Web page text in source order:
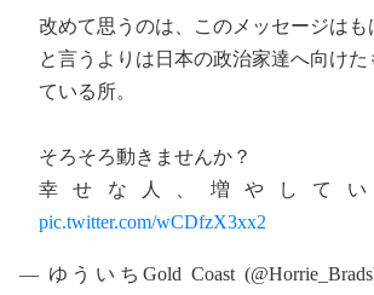
改めて思うのは、このメッセージはも
と言うよりは日本の政治家達へ向け
ている所。
そろそろ動きませんか？
幸せな人、増やしてい
pic.twitter.com/wCDfzX3xx2
— ゆういちGold Coast